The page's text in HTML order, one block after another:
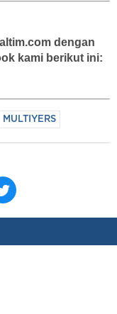
dengan
kami berikut ini:
MULTIYERS